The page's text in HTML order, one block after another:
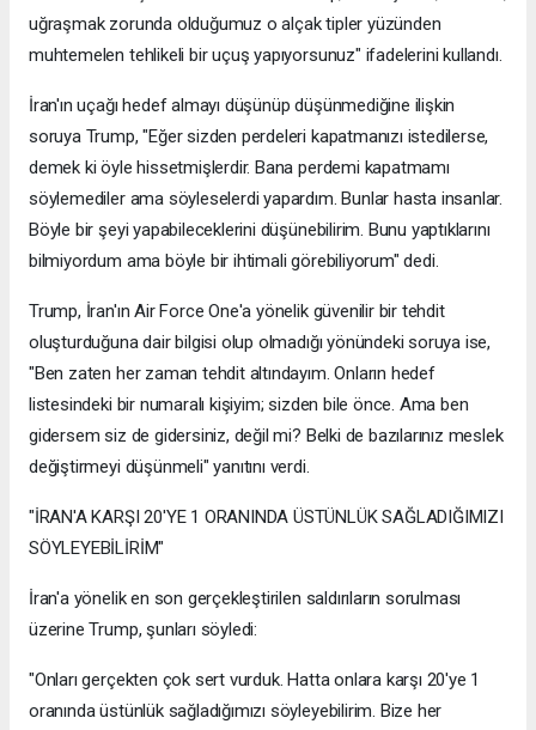
uğraşmak zorunda olduğumuz o alçak tipler yüzünden
muhtemelen tehlikeli bir uçuş yapıyorsunuz" ifadelerini kullandı.
İran'ın uçağı hedef almayı düşünüp düşünmediğine ilişkin
soruya Trump, "Eğer sizden perdeleri kapatmanızı istedilerse,
demek ki öyle hissetmişlerdir. Bana perdemi kapatmamı
söylemediler ama söyleselerdi yapardım. Bunlar hasta insanlar.
Böyle bir şeyi yapabileceklerini düşünebilirim. Bunu yaptıklarını
bilmiyordum ama böyle bir ihtimali görebiliyorum" dedi.
Trump, İran'ın Air Force One'a yönelik güvenilir bir tehdit
oluşturduğuna dair bilgisi olup olmadığı yönündeki soruya ise,
"Ben zaten her zaman tehdit altındayım. Onların hedef
listesindeki bir numaralı kişiyim; sizden bile önce. Ama ben
gidersem siz de gidersiniz, değil mi? Belki de bazılarınız meslek
değiştirmeyi düşünmeli" yanıtını verdi.
"İRAN'A KARŞI 20'YE 1 ORANINDA ÜSTÜNLÜK SAĞLADIĞIMIZI
SÖYLEYEBİLİRİM"
İran'a yönelik en son gerçekleştirilen saldırıların sorulması
üzerine Trump, şunları söyledi:
"Onları gerçekten çok sert vurduk. Hatta onlara karşı 20'ye 1
oranında üstünlük sağladığımızı söyleyebilirim. Bize her